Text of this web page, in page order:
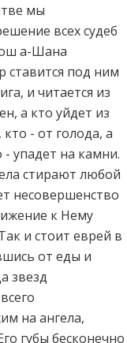
мы
всех судеб
а-Шана
ставится под ним
и читается из
а кто уйдет из
- от голода, а
упадет на камни.
стирают любой
несовершенство
к Нему
и стоит еврей в
от еды и
звезд
на ангела,
губы бесконечно